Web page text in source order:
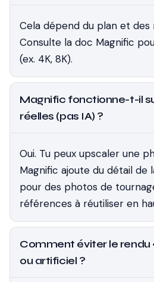
Cela dépend du plan et des
Consulte la doc Magnific
(ex. 4K, 8K).
Magnific fonctionne-t-il
réelles (pas IA) ?
Oui. Tu peux upscaler une
Magnific ajoute du détail de
pour des photos de
références à réutiliser en
Comment éviter le rendu
ou artificiel ?